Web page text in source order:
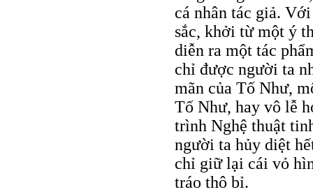
cá nhân tác giả.
sắc, khởi từ một ý
diễn ra một tác
chỉ được người ta
mãn của Tố Như,
Tố Như, hay vô lễ
trình Nghệ thuật
người ta hủy diệt
chỉ giữ lại cái vỏ
tráo thô bỉ.